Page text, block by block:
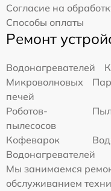
Согласие на
Способы оплаты
Ремонт
Водонагревателей
Микроволновых
печей
Роботов-
пылесосов
Кофеварок
Водонагревателей
Мы занимаемся
обслуживанием